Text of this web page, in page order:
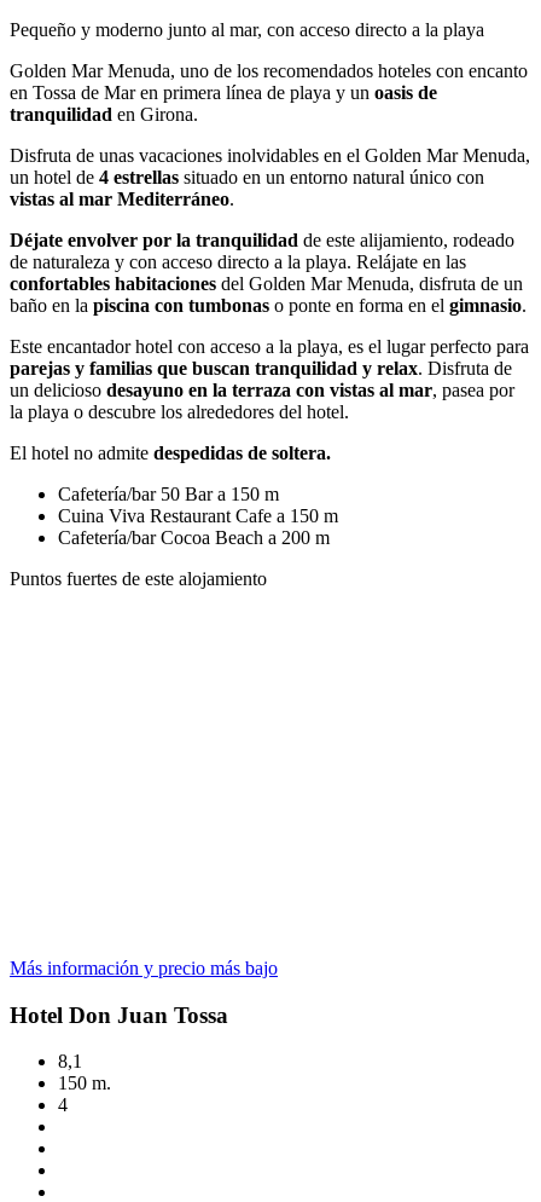
Pequeño y moderno junto al mar, con acceso directo a la playa
Golden Mar Menuda, uno de los recomendados hoteles con encanto
en Tossa de Mar en primera línea de playa y un oasis de
tranquilidad en Girona.
Disfruta de unas vacaciones inolvidables en el Golden Mar Menuda,
un hotel de 4 estrellas situado en un entorno natural único con
vistas al mar Mediterráneo.
Déjate envolver por la tranquilidad de este alijamiento, rodeado
de naturaleza y con acceso directo a la playa. Relájate en las
confortables habitaciones del Golden Mar Menuda, disfruta de un
baño en la piscina con tumbonas o ponte en forma en el gimnasio.
Este encantador hotel con acceso a la playa, es el lugar perfecto para
parejas y familias que buscan tranquilidad y relax. Disfruta de
un delicioso desayuno en la terraza con vistas al mar, pasea por
la playa o descubre los alrededores del hotel.
El hotel no admite despedidas de soltera.
Cafetería/bar 50 Bar a 150 m
Cuina Viva Restaurant Cafe a 150 m
Cafetería/barCocoa Beach a 200 m
Puntos fuertes de este alojamiento
Más información y precio más bajo
Hotel Don Juan Tossa
8,1
150 m.
4